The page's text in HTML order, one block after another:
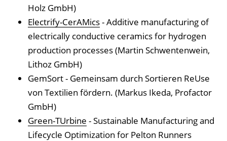
Holz GmbH)
Electrify-CerAMics- Additive manufacturing of
electrically conductive ceramics for hydrogen
production processes (Martin Schwentenwein,
Lithoz GmbH)
GemSort - Gemeinsam durch Sortieren ReUse
von Textilien fördern. (Markus Ikeda, Profactor
GmbH)
Green-TUrbine - Sustainable Manufacturing and
Lifecycle Optimization for Pelton Runners